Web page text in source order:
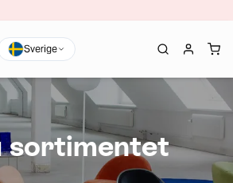
Sverige
sortimentet